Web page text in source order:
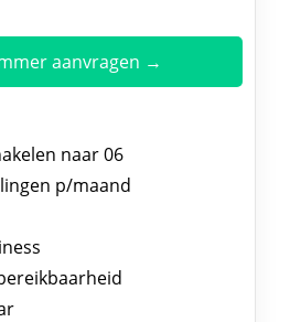
aanvragen →
naar 06
p/maand